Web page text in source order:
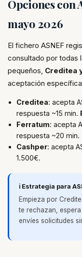
Opciones con
mayo 2026
El fichero ASNEF
consultado por todas
pequeños, Creditea
aceptación
Creditea: acepta
respuesta ~15 min.
Ferratum: acepta
respuesta ~20 min.
Cashper: acepta
1.500€.
ℹ️ Estrategia para
Empieza por
te rechazan,
envíes solicitudes